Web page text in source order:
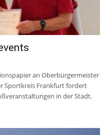
an Oberbürgermeister
Sportkreis Frankfurt fordert
in der Stadt.